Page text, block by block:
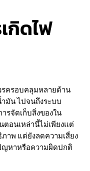
กิดไฟ
รครอบคลุมหลายด้าน
มัน ไปจนถึงระบบ
รจัดเก็บสิ่งของใน
อนเหล่านี้ไม่เพียงแต่
าพ แต่ยังลดความเสี่ยง
ญหาหรือความผิดปกติ